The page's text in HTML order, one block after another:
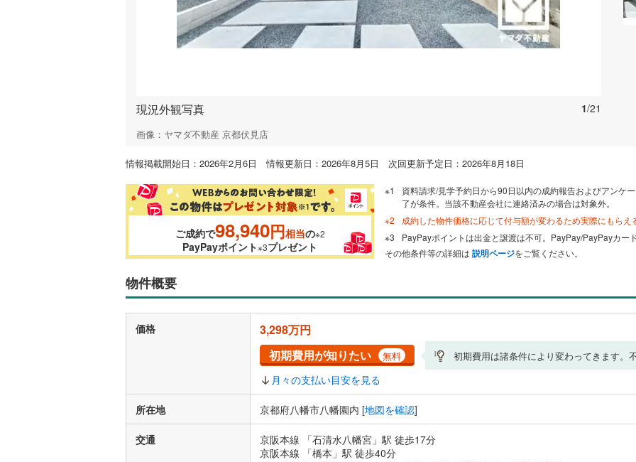
1/21
現況外観写真
画像：ヤマダ不動産 京都伏見店
情報掲載開始日：2026年2月6日 情報更新日：2026年8月5日 次回更新予定日：2026年8月18日
ご成約で98,940円相当の※2
PayPayポイント※3プレゼント
資料請求/見学予約日から90日以内の成約報告およびアンケ
了が条件。当該不動産会社に連絡済みの場合は対象外。
成約した物件価格に応じて付与額が変わるため実際にもらえ
PayPayポイントは出金と譲渡は不可。PayPay/PayPayカー
その他条件等の詳細は 説明ページをご覧ください。
物件概要
価格
3,298万円
初期費用が知りたい
無料 初期費用は諸条件により変わってきます。
月々の支払い目安を見る
所在地 京都府八幡市八幡園内 [地図を確認]
交通
京阪本線 「石清水八幡宮」駅 徒歩17分
京阪本線 「橋本」駅 徒歩40分